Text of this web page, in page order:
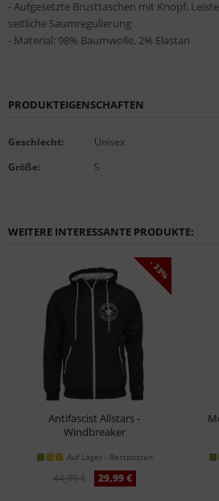
- Aufgesetzte Brusttaschen mit Knopf,
seitliche Saumregulierung
- Material: 98% Baumwolle, 2% Elastan
PRODUKTEIGENSCHAFTEN
Geschlecht:
Unisex
Größe: S
WEITERE INTERESSANTE PRODUKTE:
Antifascist Allstars -
Windbreaker
Auf Lager - Restposten
44,99 € 29,99 €
- 33%